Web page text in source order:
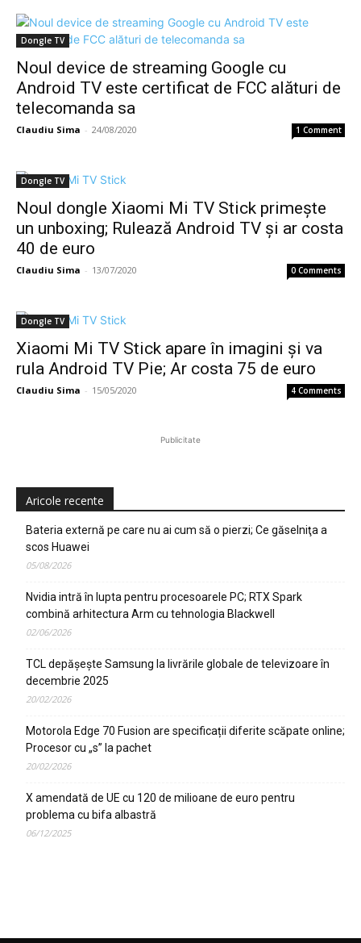
Dongle TV
Noul device de streaming Google cu
Android TV este certificat de FCC alături de
telecomanda sa
Claudiu Sima - 24/08/2020 1 Comment
Dongle TV
Noul dongle Xiaomi Mi TV Stick primește
un unboxing; Rulează Android TV și ar costa
40 de euro
Claudiu Sima - 13/07/2020 0 Comments
Dongle TV
Xiaomi Mi TV Stick apare în imagini și va
rula Android TV Pie; Ar costa 75 de euro
Claudiu Sima - 15/05/2020 4 Comments
Publicitate
Aricole recente
Bateria externă pe care nu ai cum să o pierzi; Ce găselniţa a
scos Huawei
05/08/2026
Nvidia intră în lupta pentru procesoarele PC; RTX Spark
combină arhitectura Arm cu tehnologia Blackwell
02/06/2026
TCL depășește Samsung la livrările globale de televizoare în
decembrie 2025
20/02/2026
Motorola Edge 70 Fusion are specificații diferite scăpate online;
Procesor cu „s” la pachet
20/02/2026
X amendată de UE cu 120 de milioane de euro pentru
problema cu bifa albastră
06/12/2025